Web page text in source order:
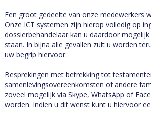
Een groot gedeelte van onze medewerkers
Onze ICT systemen zijn hierop volledig op
dossierbehandelaar kan u daardoor
staan. In bijna alle gevallen zult u worden
uw begrip hiervoor.
Besprekingen met betrekking tot
samenlevingsovereenkomsten of andere
zoveel mogelijk via Skype, WhatsApp of
worden. Indien u dit wenst kunt u hiervoor